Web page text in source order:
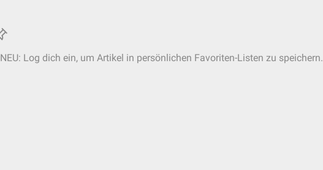
NEU: Log dich ein, um Artikel in persönlichen Favoriten-Listen zu speichern.